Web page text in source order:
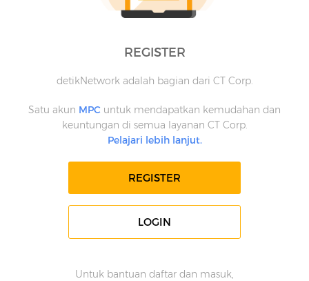
REGISTER
detikNetwork adalah bagian dari CT Corp.
Satu akun MPC untuk mendapatkan kemudahan dan
keuntungan di semua layanan CT Corp.
Pelajari lebih lanjut.
REGISTER
LOGIN
Untuk bantuan daftar dan masuk,